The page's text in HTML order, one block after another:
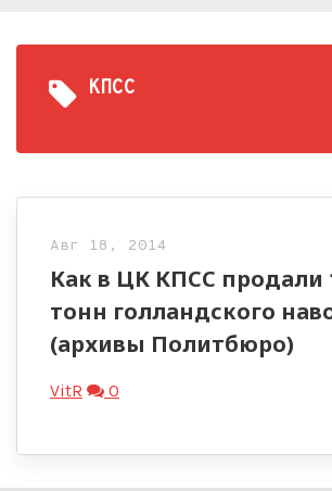
КПСС
Авг 18, 2014
Как в ЦК КПСС продали
тонн голландского
(архивы Политбюро)
VitR 0